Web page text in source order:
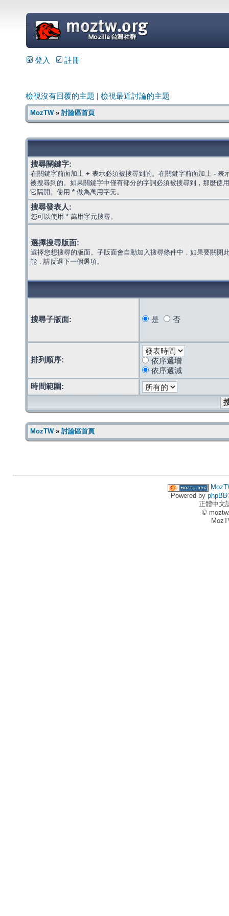
=
登入 註冊
檢視沒有回覆的主題 檢視最近討論的主題
MozTW» 討論區首頁
搜尋關鍵字:
在關鍵字前面加上 + 表示必須被搜尋到的。在關鍵字前面加上 - 表
被搜尋到的。如果關鍵字中僅有部分的字詞必須被搜尋到，那麼使
它隔開。使用 * 做為萬用字元。
搜尋發表人:
您可以使用 * 萬用字元搜尋。
選擇搜尋版面:
選擇您想搜尋的版面。子版面會自動加入搜尋條件中，如果要關閉
能，請反選下一個選項。
搜尋子版面: 是 否
排列順序:
依序遞增
依序遞減
時間範圍:
MozTW» 討論區首頁
Powered by phpBB
正體中文
©